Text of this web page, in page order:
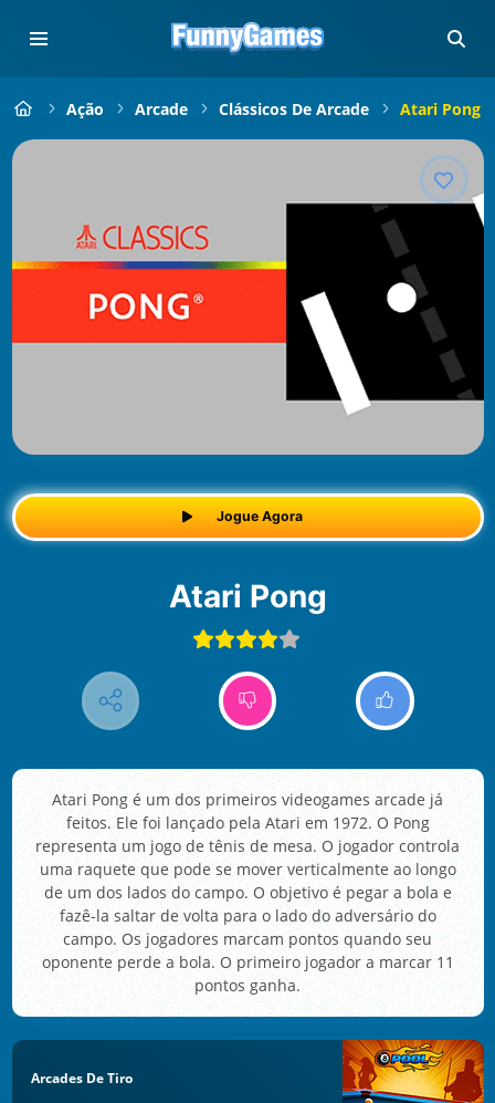
Ação Arcade Clássicos De Arcade Atari Pong
Jogue Agora
Atari Pong
Atari Pong é um dos primeiros videogames arcade já
feitos. Ele foi lançado pela Atari em 1972. O Pong
representa um jogo de tênis de mesa. O jogador controla
uma raquete que pode se mover verticalmente ao longo
de um dos lados do campo. O objetivo é pegar a bola e
fazê-la saltar de volta para o lado do adversário do
campo. Os jogadores marcam pontos quando seu
oponente perde a bola. O primeiro jogador a marcar 11
pontos ganha.
Arcades De Tiro